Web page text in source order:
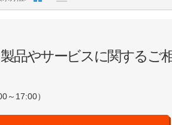
製品やサービスに関するご
～17:00）